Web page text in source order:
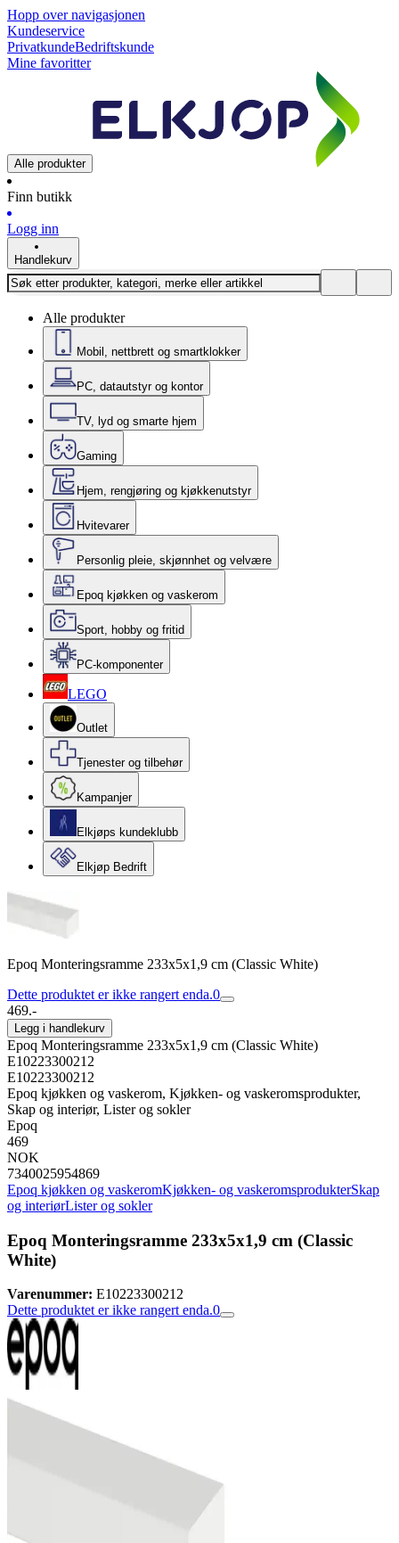
Hopp over navigasjonen
Kundeservice
PrivatkundeBedriftskunde
Mine favoritter
Alle produkter
Finn butikk
Logg inn
Handlekurv
Alle produkter
Mobil, nettbrett og smartklokker
PC, datautstyr og kontor
TV, lyd og smarte hjem
Gaming
Hjem, rengjøring og kjøkkenutstyr
Hvitevarer
Personlig pleie, skjønnhet og velvære
Epoq kjøkken og vaskerom
Sport, hobby og fritid
PC-komponenter
LEGO
Outlet
Tjenester og tilbehør
Kampanjer
Elkjøps kundeklubb
Elkjøp Bedrift
Epoq Monteringsramme 233x5x1,9 cm (Classic White)
Dette produktet er ikke rangert enda.0
469.-
Legg i handlekurv
Epoq Monteringsramme 233x5x1,9 cm (Classic White)
E10223300212
E10223300212
Epoq kjøkken og vaskerom, Kjøkken- og vaskeromsprodukter,
Skap og interiør, Lister og sokler
Epoq
469
NOK
7340025954869
Epoq kjøkken og vaskeromKjøkken- og vaskeromsprodukterSkap
og interiørLister og sokler
Epoq Monteringsramme 233x5x1,9 cm (Classic
White)
Varenummer: E10223300212
Dette produktet er ikke rangert enda.0